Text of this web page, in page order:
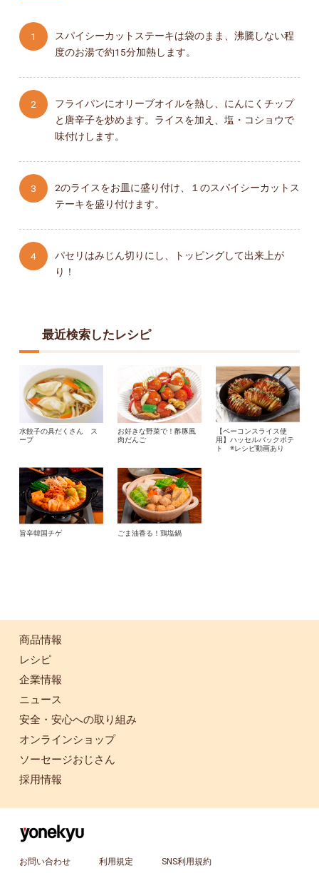
スパイシーカットステーキは袋のまま、沸騰しない程
度のお湯で約15分加熱します。
フライパンにオリーブオイルを熱し、にんにくチップ
と唐辛子を炒めます。ライスを加え、塩・コショウで
味付けします。
2のライスをお皿に盛り付け、１のスパイシーカットス
テーキを盛り付けます。
パセリはみじん切りにし、トッピングして出来上が
り！
最近検索したレシピ
水餃子の具だくさん ス
ープ
お好きな野菜で！酢豚風
肉だんご
【ベーコンスライス使
用】ハッセルバックポテ
ト ※レシピ動画あり
旨辛韓国チゲ ごま油香る！鶏塩鍋
商品情報
レシピ
企業情報
ニュース
安全・安心への取り組み
オンラインショップ
ソーセージおじさん
採用情報
お問い合わせ 利用規定 SNS利用規約